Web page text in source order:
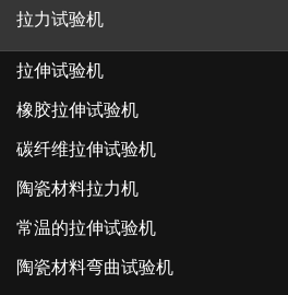
拉力试验机
拉伸试验机
橡胶拉伸试验机
碳纤维拉伸试验机
陶瓷材料拉力机
常温的拉伸试验机
陶瓷材料弯曲试验机